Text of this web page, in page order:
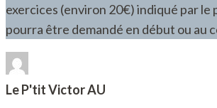
exercices (environ 20€) indiqué par le
pourra être demandé en début ou au
Le P'tit Victor AU